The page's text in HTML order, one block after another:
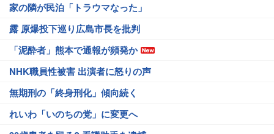
家の隣が民泊「トラウマなった」
露 原爆投下巡り広島市長を批判
「泥酔者」熊本で通報が頻発か
NHK職員性被害 出演者に怒りの声
無期刑の「終身刑化」傾向続く
れいわ「いのちの党」に変更へ